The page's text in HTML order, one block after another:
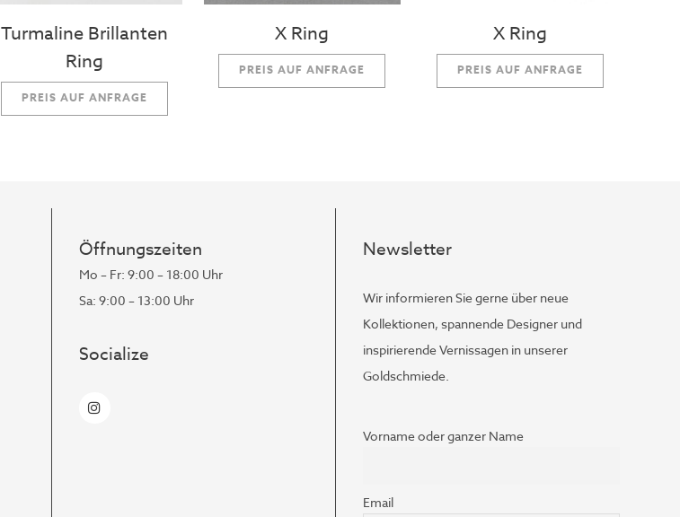
Turmaline Brillanten
Ring
PREIS AUF ANFRAGE
X Ring
PREIS AUF ANFRAGE
X Ring
PREIS AUF ANFRAGE
Öffnungszeiten
Mo – Fr: 9:00 – 18:00 Uhr
Sa: 9:00 – 13:00 Uhr
Socialize
Newsletter
Wir informieren Sie gerne über neue
Kollektionen, spannende Designer und
inspirierende Vernissagen in unserer
Goldschmiede.
Vorname oder ganzer Name
Email